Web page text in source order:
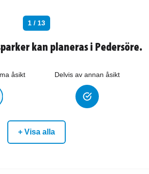
1 / 13
kan planeras i Pedersöre.
åsikt Delvis av annan åsikt
+ Visa alla